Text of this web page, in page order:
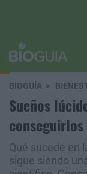
BIOGUÍA
Sueños
conseguirlos
Qué sucede en
sigue siendo